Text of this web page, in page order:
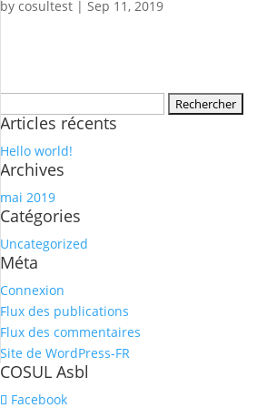
bycosultest |Sep 11, 2019
Articles récents
Hello world!
Archives
mai 2019
Catégories
Uncategorized
Méta
Connexion
Flux des publications
Flux des commentaires
Site de WordPress-FR
COSUL Asbl
Facebook